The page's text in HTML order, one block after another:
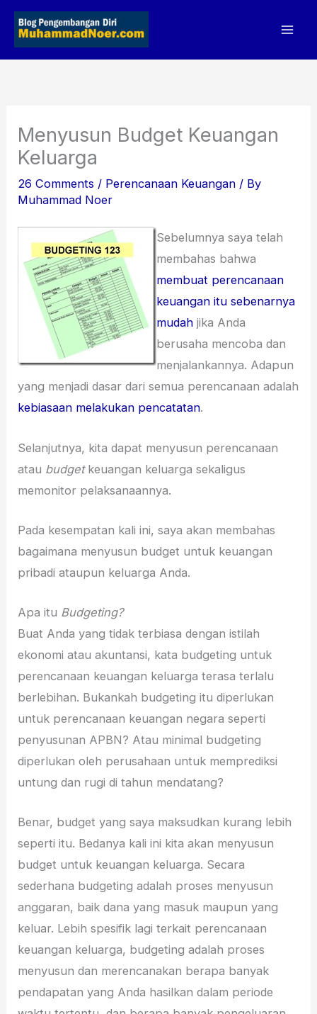
Skip
Menyusun Budget Keuangan
Keluarga
26 Comments / Perencanaan Keuangan / By
Muhammad Noer
Sebelumnya saya telah
membahas bahwa
membuat perencanaan
keuangan itu sebenarnya
mudah jika Anda
berusaha mencoba dan
menjalankannya. Adapun
yang menjadi dasar dari semua perencanaan adalah
kebiasaan melakukan pencatatan.
Selanjutnya, kita dapat menyusun perencanaan
atau budgetkeuangan keluarga sekaligus
memonitor pelaksanaannya.
Pada kesempatan kali ini, saya akan membahas
bagaimana menyusun budget untuk keuangan
pribadi ataupun keluarga Anda.
Apa itu Budgeting?
Buat Anda yang tidak terbiasa dengan istilah
ekonomi atau akuntansi, kata budgeting untuk
perencanaan keuangan keluarga terasa terlalu
berlebihan. Bukankah budgeting itu diperlukan
untuk perencanaan keuangan negara seperti
penyusunan APBN? Atau minimal budgeting
diperlukan oleh perusahaan untuk memprediksi
untung dan rugi di tahun mendatang?
Benar, budget yang saya maksudkan kurang lebih
seperti itu. Bedanya kali ini kita akan menyusun
budget untuk keuangan keluarga. Secara
sederhana budgeting adalah proses menyusun
anggaran, baik dana yang masuk maupun yang
keluar. Lebih spesifik lagi terkait perencanaan
keuangan keluarga, budgeting adalah proses
menyusun dan merencanakan berapa banyak
pendapatan yang Anda hasilkan dalam periode